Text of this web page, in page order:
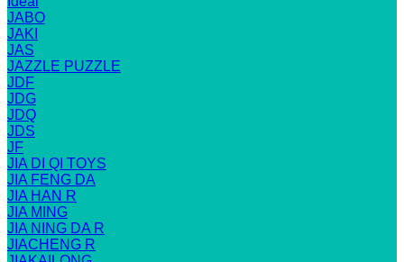
JABO
JAKI
JAS
JAZZLE PUZZLE
JDF
JDG
JDQ
JDS
JF
JIA DI QI TOYS
JIA FENG DA
JIA HAN R
JIA MING
JIA NING DA R
JIACHENG R